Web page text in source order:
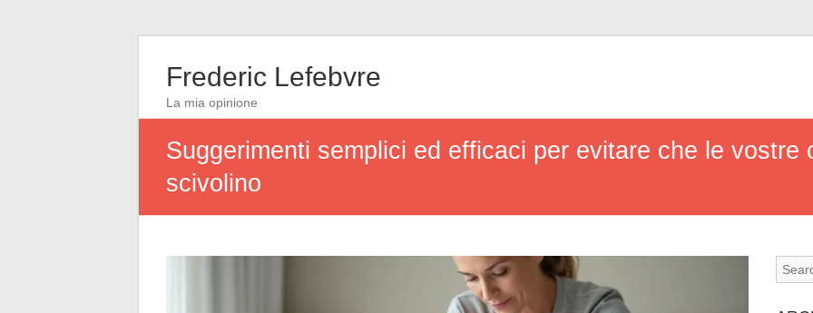
Frederic Lefebvre
La mia opinione
Suggerimenti semplici ed efficaci per evitare che le vostre
scivolino